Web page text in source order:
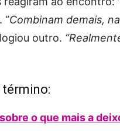
“Combinam demais,
outro.
o que mais a